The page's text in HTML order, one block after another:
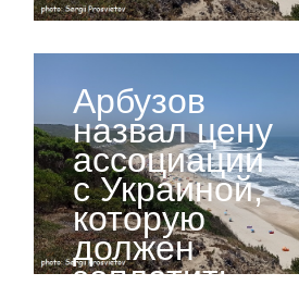
Арбузов
назвал цену
ассоциации
с Украиной,
которую
должен
заплатить